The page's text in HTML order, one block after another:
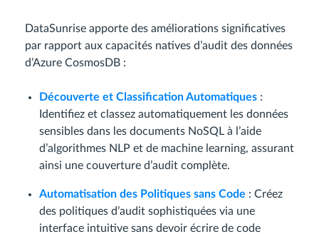
DataSunrise apporte des améliorations significatives
par rapport aux capacités natives d’audit des données
d’Azure CosmosDB :
Découverte et Classification Automatiques :
Identifiez et classez automatiquement les données
sensibles dans les documents NoSQL à l’aide
d’algorithmes NLP et de machine learning, assurant
ainsi une couverture d’audit complète.
Automatisation des Politiques sans Code : Créez
des politiques d’audit sophistiquées via une
interface intuitive sans devoir écrire de code